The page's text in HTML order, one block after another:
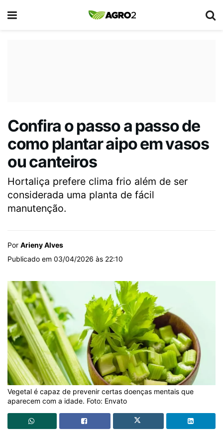
Confira o passo a passo de
como plantar aipo em vasos
ou canteiros
Hortaliça prefere clima frio além de ser
considerada uma planta de fácil
manutenção.
Por Arieny Alves
Publicado em 03/04/2026 às 22:10
Vegetal é capaz de prevenir certas doenças mentais que
aparecem com a idade. Foto: Envato